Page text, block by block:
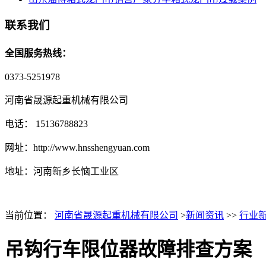
联系我们
全国服务热线：
0373-5251978
河南省晟源起重机械有限公司
电话： 15136788823
网址：http://www.hnsshengyuan.com
地址： 河南新乡长恼工业区
当前位置： 河南省晟源起重机械有限公司 >新闻资讯 >> 行业
吊钩行车限位器故障排查方案